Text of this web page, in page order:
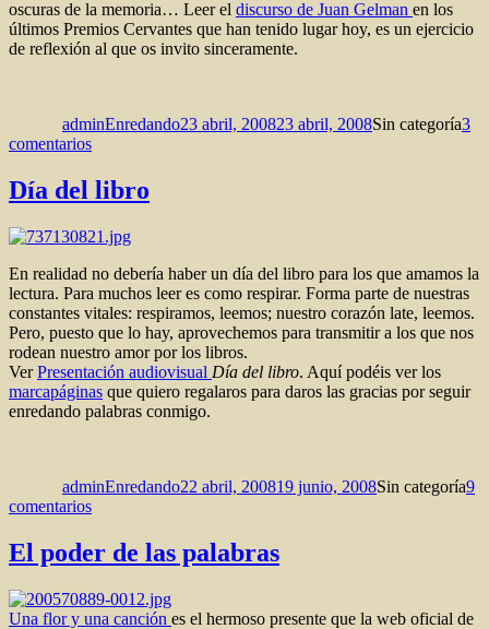
oscuras de la memoria… Leer el discurso de Juan Gelman en los
últimos Premios Cervantes que han tenido lugar hoy, es un ejercicio
de reflexión al que os invito sinceramente.
adminEnredando23 abril, 200823 abril, 2008Sin categoría3
comentariosen
está
la
de
contra
la
muerte.»
J
Gelman
Día del libro
En realidad no debería haber un día del libro para los que amamos la
lectura. Para muchos leer es como respirar. Forma parte de nuestras
constantes vitales: respiramos, leemos; nuestro corazón late, leemos.
Pero, puesto que lo hay, aprovechemos para transmitir a los que nos
rodean nuestro amor por los libros.
VerPresentación audiovisual Día del libro. Aquí podéis ver los
marcapáginas que quiero regalaros para daros las gracias por seguir
enredando palabras conmigo.
adminEnredando22 abril, 200819 junio, 2008Sin categoría9
comentariosen
libro
El poder de las palabras
Una flor y una canción es el hermoso presente que la web oficial de